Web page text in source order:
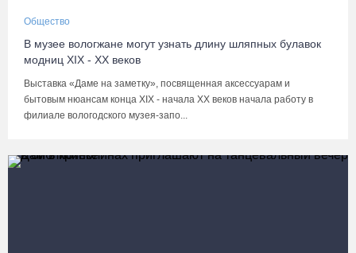
Общество
В музее вологжане могут узнать длину шляпных булавок
модниц XIX - ХХ веков
Выставка «Даме на заметку», посвященная аксессуарам и
бытовым нюансам конца XIX - начала ХХ веков начала работу в
филиале вологодского музея-запо...